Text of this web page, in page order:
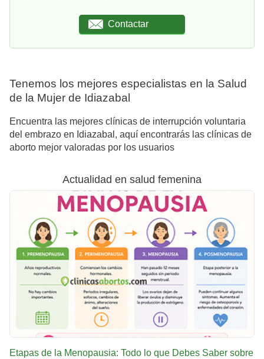
Contactar
Tenemos los mejores especialistas en la Salud
de la Mujer de Idiazabal
Encuentra las mejores clínicas de interrupción voluntaria
del embrazo en Idiazabal, aquí encontrarás las clínicas de
aborto mejor valoradas por los usuarios
Actualidad en salud femenina
Etapas de la Menopausia: Todo lo que Debes Saber sobre